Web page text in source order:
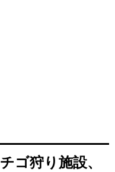
ゴ狩り施設、